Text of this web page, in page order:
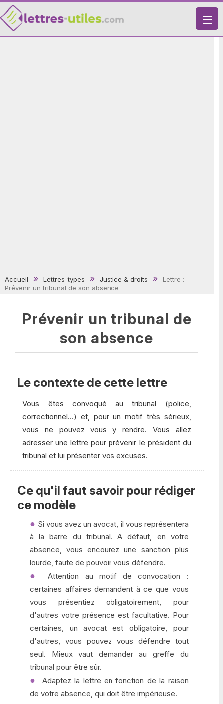
X
Accueil Lettres-types Justice & droits
Lettre :
Prévenir un tribunal de son absence
Prévenir un tribunal de
son absence
Le contexte de cette lettre
Vous êtes convoqué au tribunal (police,
correctionnel...) et, pour un motif très sérieux,
vous ne pouvez vous y rendre. Vous allez
adresser une lettre pour prévenir le président du
tribunal et lui présenter vos excuses.
Ce qu'il faut savoir pour rédiger
ce modèle
Si vous avez un avocat, il vous représentera
à la barre du tribunal. A défaut, en votre
absence, vous encourez une sanction plus
lourde, faute de pouvoir vous défendre.
Attention au motif de convocation :
certaines affaires demandent à ce que vous
vous présentiez obligatoirement, pour
d'autres votre présence est facultative. Pour
certaines, un avocat est obligatoire, pour
d'autres, vous pouvez vous défendre tout
seul. Mieux vaut demander au greffe du
tribunal pour être sûr.
Adaptez la lettre en fonction de la raison
de votre absence, qui doit être impérieuse.